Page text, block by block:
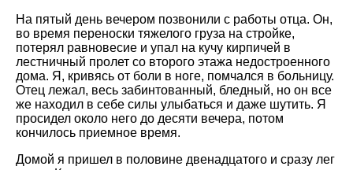
На пятый день вечером позвонили с работы отца. Он,
во время переноски тяжелого груза на стройке,
потерял равновесие и упал на кучу кирпичей в
лестничный пролет со второго этажа недостроенного
дома. Я, кривясь от боли в ноге, помчался в больницу.
Отец лежал, весь забинтованный, бледный, но он все
же находил в себе силы улыбаться и даже шутить. Я
просидел около него до десяти вечера, потом
кончилось приемное время.
Домой я пришел в половине двенадцатого и сразу лег